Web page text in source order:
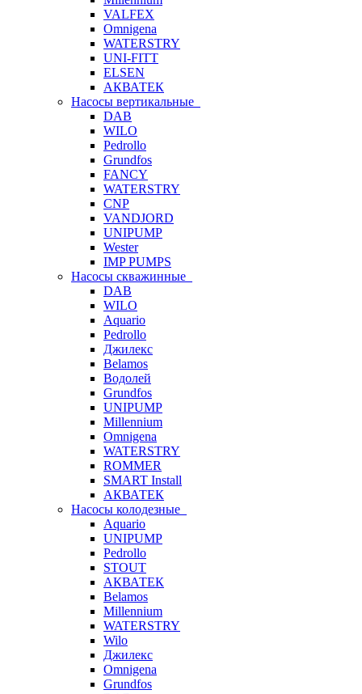
VALFEX
Omnigena
WATERSTRY
UNI-FITT
ELSEN
АКВАТЕК
Насосы вертикальные
DAB
WILO
Pedrollo
Grundfos
FANCY
WATERSTRY
CNP
VANDJORD
UNIPUMP
Wester
IMP PUMPS
Насосы скважинные
DAB
WILO
Aquario
Pedrollo
Джилекс
Belamos
Водолей
Grundfos
UNIPUMP
Millennium
Omnigena
WATERSTRY
ROMMER
SMART Install
АКВАТЕК
Насосы колодезные
Aquario
UNIPUMP
Pedrollo
STOUT
АКВАТЕК
Belamos
Millennium
WATERSTRY
Wilo
Джилекс
Omnigena
Grundfos